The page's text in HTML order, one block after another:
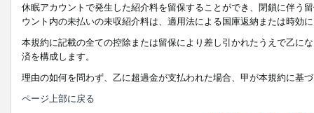
休眠アカウントで発生した紹介料を留保することができ、閉鎖に伴う
ウント内の未払いの未収紹介料は、適用法による国庫返納または時効
本規約に記載の全ての控除または留保により差し引かれたうえで乙に
済を構成します。
理由の如何を問わず、乙に超過金が支払われた場合、甲が本規約に基
ページ上部に戻る